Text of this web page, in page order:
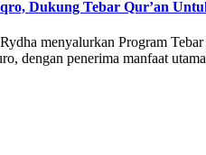
Dukung Tebar Qur’an
menyalurkan Program
dengan penerima manfaat